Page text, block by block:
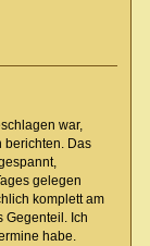
war,
berichten. Das
gelegen
komplett am
Gegenteil. Ich
habe.